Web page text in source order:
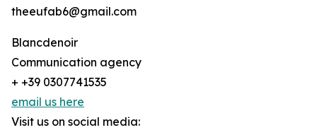
theeufab6@gmail.com
Blancdenoir
Communication agency
+ +39 0307741535
email us here
Visit us on social media: